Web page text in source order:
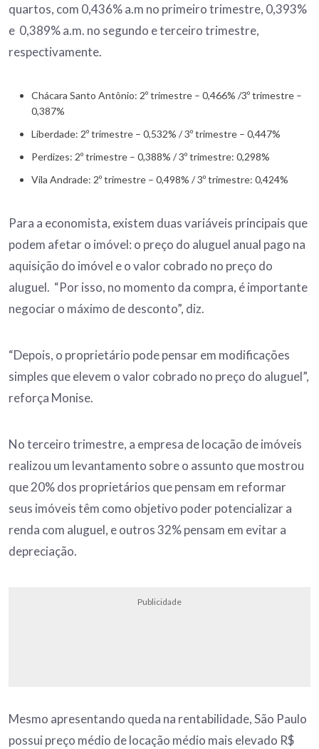
quartos, com 0,436% a.m no primeiro trimestre, 0,393%
e 0,389% a.m. no segundo e terceiro trimestre,
respectivamente.
Chácara Santo Antônio: 2º trimestre – 0,466% /3º trimestre –
0,387%
Liberdade: 2º trimestre – 0,532% / 3º trimestre – 0,447%
Perdizes: 2º trimestre – 0,388% / 3º trimestre: 0,298%
Vila Andrade: 2º trimestre – 0,498% / 3º trimestre: 0,424%
Para a economista, existem duas variáveis principais que
podem afetar o imóvel: o preço do aluguel anual pago na
aquisição do imóvel e o valor cobrado no preço do
aluguel. “Por isso, no momento da compra, é importante
negociar o máximo de desconto”, diz.
“Depois, o proprietário pode pensar em modificações
simples que elevem o valor cobrado no preço do aluguel”,
reforça Monise.
No terceiro trimestre, a empresa de locação de imóveis
realizou um levantamento sobre o assunto que mostrou
que 20% dos proprietários que pensam em reformar
seus imóveis têm como objetivo poder potencializar a
renda com aluguel, e outros 32% pensam em evitar a
depreciação.
Publicidade
Mesmo apresentando queda na rentabilidade, São Paulo
possui preço médio de locação médio mais elevado R$